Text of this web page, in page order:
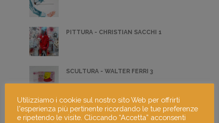
PITTURA - CHRISTIAN SACCHI 1
SCULTURA - WALTER FERRI 3
FOTOGRAFIA 5
Utilizziamo i cookie sul nostro sito Web per offrirti
l'esperienza più pertinente ricordando le tue preferenze
e ripetendo le visite. Cliccando “Accetta” acconsenti